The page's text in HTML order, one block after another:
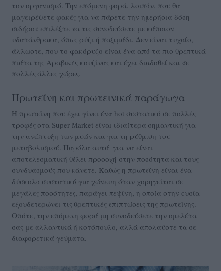
τον οργανισμό. Την επόμενη φορά, λοιπόν, που θα
μαγειρέψετε φακές για να πάρετε την ημερήσια δόση
σιδήρου επιλέξτε να τις συνοδεύσετε με κάποιον
υδατάνθρακα, όπως ρύζι ή παξιμάδι. Δεν είναι τυχαίο,
άλλωστε, που το φακόρυζο είναι ένα από τα πιο θρεπτικά
πιάτα της Αραβικής κουζίνας και έχει διαδοθεί και σε
πολλές άλλες χώρες.
Πρωτεΐνη και πρωτεινικά παράγωγα
Η πρωτεΐνη που έχει γίνει ένα hot συστατικό σε πολλές
τροφές στα Super Market είναι ιδιαίτερα σημαντική για
την ανάπτυξη των μυών και για τη ρύθμιση του
μεταβολισμού. Παρόλα αυτά, για να είναι
αποτελεσματική θέλει προσοχή στην ποσότητα και τους
συνδυασμούς που κάνετε. Καθώς η πρωτεΐνη είναι ένα
δύσκολο συστατικό για χώνεψη όταν χορηγείται σε
μεγάλες ποσότητες, παράγει πεψίνη, η οποία στην ουσία
εξουδετερώνει τις θρεπτικές επιπτώσεις της πρωτεΐνης.
Οπότε, την επόμενη φορά μη συνοδεύσετε την ομελέτα
σας με αλλαντικά ή κοτόπουλο, αλλά απολαύστε τα σε
διαφορετικά γεύματα.